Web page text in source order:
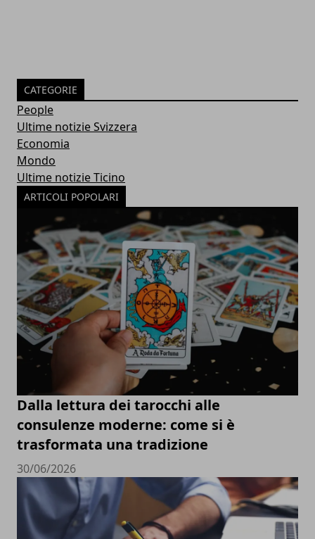
CATEGORIE
People
Ultime notizie Svizzera
Economia
Mondo
Ultime notizie Ticino
ARTICOLI POPOLARI
Dalla lettura dei tarocchi alle
consulenze moderne: come si è
trasformata una tradizione
30/06/2026